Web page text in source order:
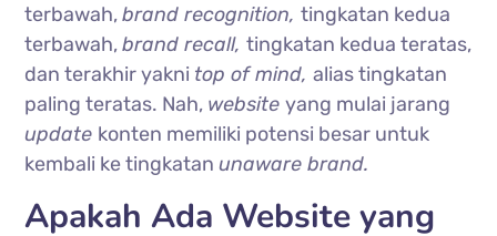
terbawah,brand recognition,tingkatan kedua
terbawah,brand recall,tingkatan kedua teratas,
dan terakhir yakni top of mind,alias tingkatan
paling teratas. Nah, websiteyang mulai jarang
update konten memiliki potensi besar untuk
kembali ke tingkatanunaware brand.
Apakah Ada Website yang